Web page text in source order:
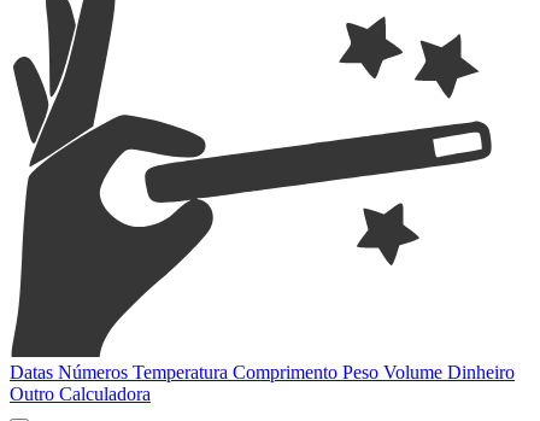
Datas Números Temperatura Comprimento Peso Volume Dinheiro
Outro Calculadora